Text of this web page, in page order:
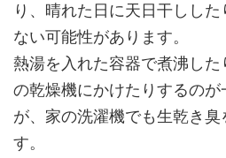
り、晴れた日に天日干しし
ない可能性があります。
熱湯を入れた容器で煮沸し
の乾燥機にかけたりするの
が、家の洗濯機でも生乾き臭
す。